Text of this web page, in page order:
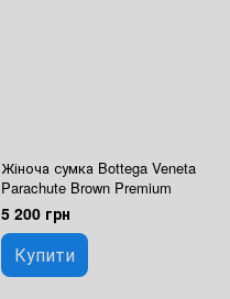
Жіноча сумка Bottega Veneta
Parachute Brown Premium
5 200 грн
Купити